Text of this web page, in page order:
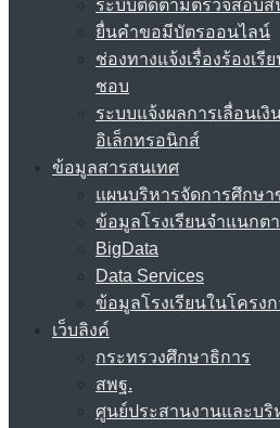
ระบบติดตามตรวจสอบสิ
ยื่นคำขอมีบัตรออนไลน์
ช่องทางแจ้งเรื่องร้องเ
ชอบ
ระบบแจ้งผลการเลื่อนเ
อิเล็กทรอนิกส์
ข้อมูลสารสนเทศ
แผนบริหารจัดการศึกษ
ข้อมูลโรงเรียนจำแนกต
BigData
Data Services
ข้อมูลโรงเรียนในโครงก
เว็บลิงค์
กระทรวงศึกษาธิการ
สพฐ.
ศูนย์ประสานงานและบริ